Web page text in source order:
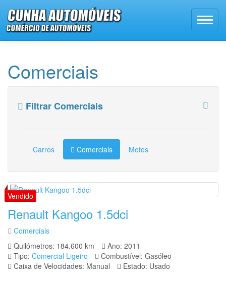
Comerciais
Filtrar Comerciais
Carros Comerciais Motos
Renault Kangoo 1.5dci
Comerciais
Quilómetros: 184.600 km
Ano: 2011
Tipo: Comercial Ligeiro
Combustível: Gasóleo
Caixa de Velocidades: Manual
Estado: Usado